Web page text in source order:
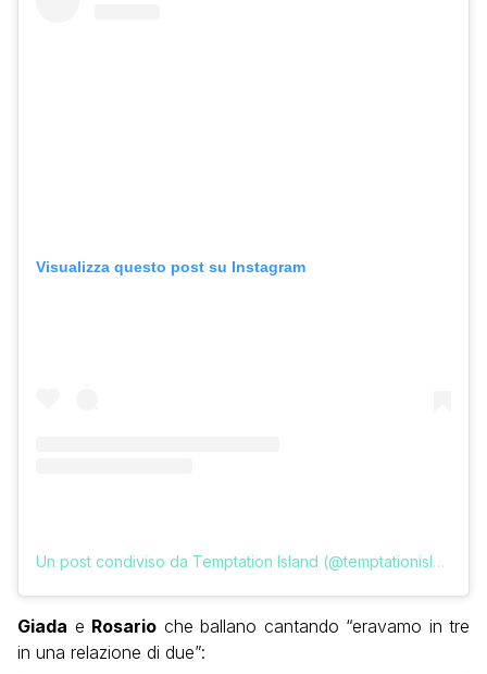
Visualizza questo post su Instagram
Un post condiviso da Temptation Island (@temptationislandita)
Giada e Rosario che ballano cantando “eravamo in tre
in una relazione di due”: